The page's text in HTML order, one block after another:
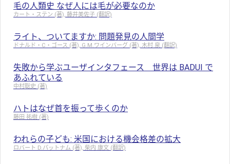
毛の人類史 なぜ人には毛が必要なのか
カート・ステン (著), 藤井美佐子 (翻訳)
ライト、ついてますか: 問題発見の人間学
ドナルド・C・ゴース (著), G.M.ワインバーグ (著), 木村 泉 (翻訳)
失敗から学ぶユーザインタフェース 世界は BADUI で
あふれている
中村聡史 (著)
ハトはなぜ首を振って歩くのか
藤田 祐樹 (著)
われらの子ども: 米国における機会格差の拡大
ロバート D.パットナム (著), 柴内 康文 (翻訳)